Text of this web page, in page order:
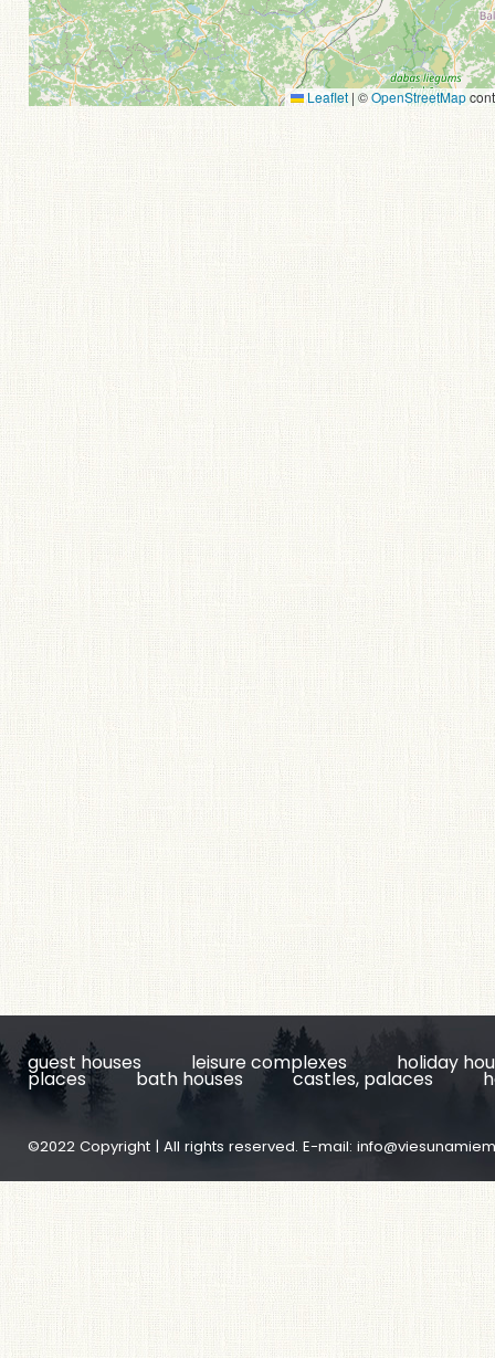
Leaflet | ©OpenStreetMap
guest houses leisure complexes holiday
places bath houses castles, palaces
©2022 Copyright | All rights reserved. E-mail: